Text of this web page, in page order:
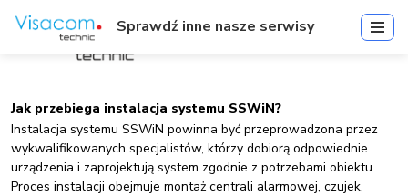
Jak przebiega instalacja systemu SSWiN?
Instalacja systemu SSWiN powinna być przeprowadzona przez
wykwalifikowanych specjalistów, którzy dobiorą odpowiednie
urządzenia i zaprojektują system zgodnie z potrzebami obiektu.
Proces instalacji obejmuje montaż centrali alarmowej, czujek,
Sprawdź inne nasze serwisy